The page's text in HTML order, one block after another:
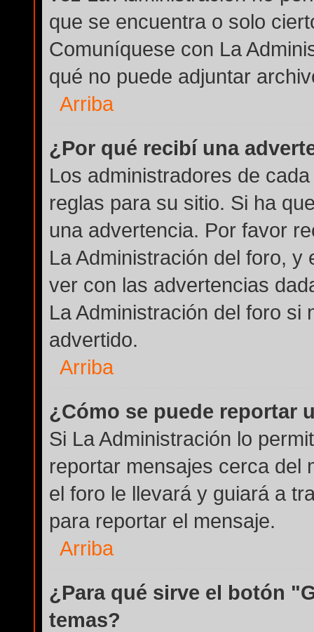
que se encuentra o solo
Comuníquese con La
qué no puede adjuntar
Arriba
¿Por qué recibí una
Los administradores de
reglas para su sitio. Si ha
una advertencia. Por favor
La Administración del foro,
ver con las advertencias
La Administración del foro si
advertido.
Arriba
¿Cómo se puede reportar
Si La Administración lo
reportar mensajes cerca del
el foro le llevará y guiará a
para reportar el mensaje.
Arriba
¿Para qué sirve el botón
temas?